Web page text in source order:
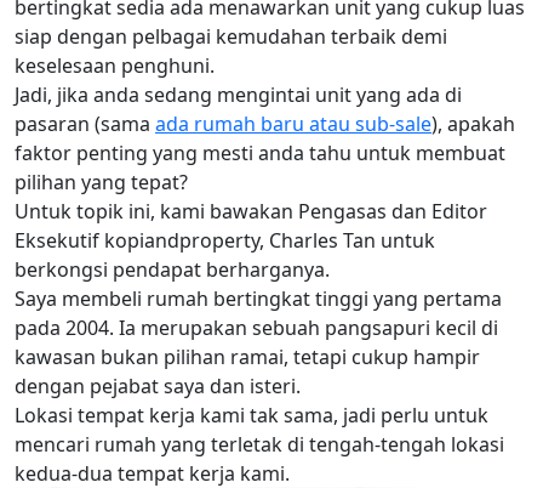
bertingkat sedia ada menawarkan unit yang cukup luas
siap dengan pelbagai kemudahan terbaik demi
keselesaan penghuni.
Jadi, jika anda sedang mengintai unit yang ada di
pasaran (sama ada rumah baru atau sub-sale), apakah
faktor penting yang mesti anda tahu untuk membuat
pilihan yang tepat?
Untuk topik ini, kami bawakan Pengasas dan Editor
Eksekutif kopiandproperty, Charles Tan untuk
berkongsi pendapat berharganya.
Saya membeli rumah bertingkat tinggi yang pertama
pada 2004. Ia merupakan sebuah pangsapuri kecil di
kawasan bukan pilihan ramai, tetapi cukup hampir
dengan pejabat saya dan isteri.
Lokasi tempat kerja kami tak sama, jadi perlu untuk
mencari rumah yang terletak di tengah-tengah lokasi
kedua-dua tempat kerja kami.